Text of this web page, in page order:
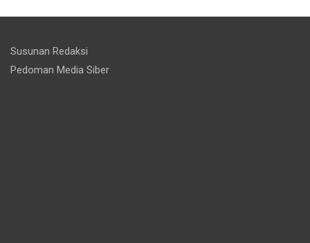
Susunan Redaksi
Pedoman Media Siber